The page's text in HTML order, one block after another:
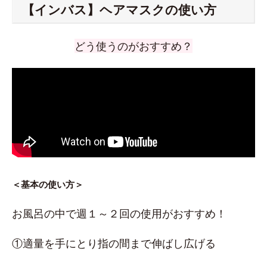
【インバス】ヘアマスクの使い方
どう使うのがおすすめ？
＜基本の使い方＞
お風呂の中で週１～２回の使用がおすすめ！
①適量を手にとり指の間まで伸ばし広げる